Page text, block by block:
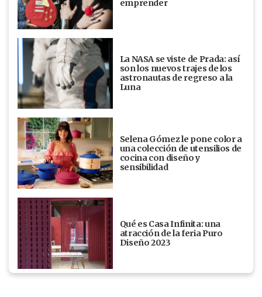
emprender
La NASA se viste de Prada: así
son los nuevos trajes de los
astronautas de regreso a la
Luna
Selena Gómez le pone color a
una colección de utensilios de
cocina con diseño y
sensibilidad
Qué es Casa Infinita: una
atracción de la feria Puro
Diseño 2023